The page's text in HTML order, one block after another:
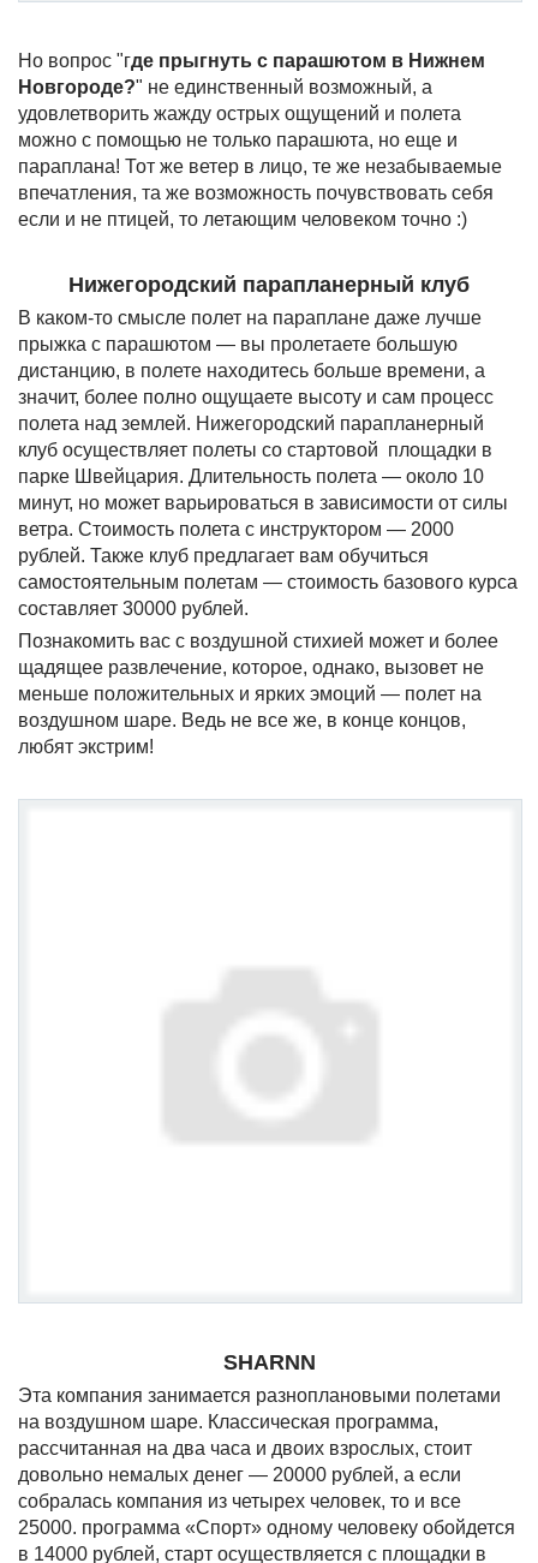
Но вопрос "где прыгнуть с парашютом в Нижнем
Новгороде?" не единственный возможный, а
удовлетворить жажду острых ощущений и полета
можно с помощью не только парашюта, но еще и
параплана! Тот же ветер в лицо, те же незабываемые
впечатления, та же возможность почувствовать себя
если и не птицей, то летающим человеком точно :)
Нижегородский парапланерный клуб
В каком-то смысле полет на параплане даже лучше
прыжка с парашютом — вы пролетаете большую
дистанцию, в полете находитесь больше времени, а
значит, более полно ощущаете высоту и сам процесс
полета над землей. Нижегородский парапланерный
клуб осуществляет полеты со стартовой площадки в
парке Швейцария. Длительность полета — около 10
минут, но может варьироваться в зависимости от силы
ветра. Стоимость полета с инструктором — 2000
рублей. Также клуб предлагает вам обучиться
самостоятельным полетам — стоимость базового курса
составляет 30000 рублей.
Познакомить вас с воздушной стихией может и более
щадящее развлечение, которое, однако, вызовет не
меньше положительных и ярких эмоций — полет на
воздушном шаре. Ведь не все же, в конце концов,
любят экстрим!
SHARNN
Эта компания занимается разноплановыми полетами
на воздушном шаре. Классическая программа,
рассчитанная на два часа и двоих взрослых, стоит
довольно немалых денег — 20000 рублей, а если
собралась компания из четырех человек, то и все
25000. программа «Спорт» одному человеку обойдется
в 14000 рублей, старт осуществляется с площадки в